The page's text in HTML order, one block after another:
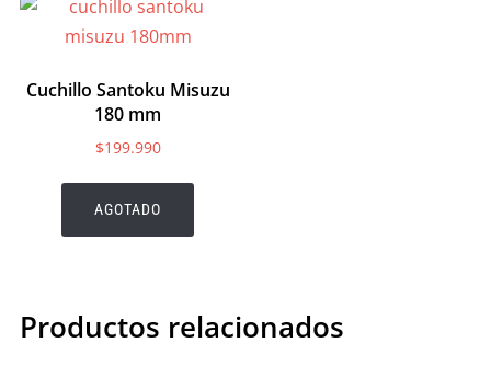
Cuchillo Santoku Misuzu
180 mm
$199.990
AGOTADO
Productos relacionados